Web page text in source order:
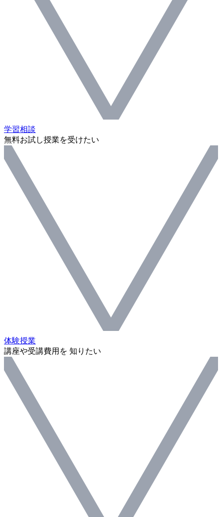
学習相談
無料お試し授業を受けたい
体験授業
講座や受講費用を 知りたい